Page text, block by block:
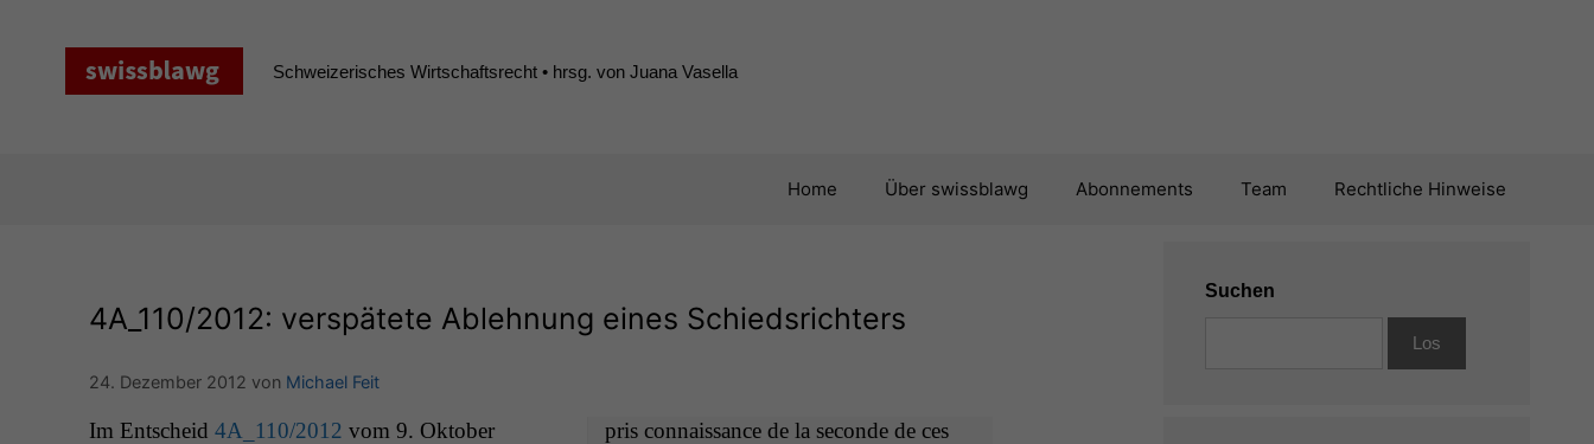
Schweizerisches Wirtschaftsrecht • hrsg. von Juana Vasella
Home Über swissblawg Abonnements Team Rechtliche Hinweise
4A_110/2012: verspätete Ablehnung eines Schiedsrichters
24. Dezember 2012 von Michael Feit
Im Entscheid 4A_110/2012 vom 9. Okto­ber
pris con­nais­sance de la sec­onde de ces
Suchen